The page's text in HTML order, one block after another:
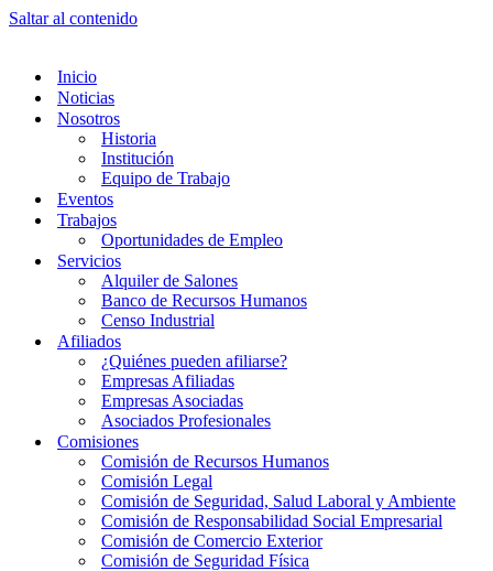
Saltar al contenido
Inicio
Noticias
Nosotros
Historia
Institución
Equipo de Trabajo
Eventos
Trabajos
Oportunidades de Empleo
Servicios
Alquiler de Salones
Banco de Recursos Humanos
Censo Industrial
Afiliados
¿Quiénes pueden afiliarse?
Empresas Afiliadas
Empresas Asociadas
Asociados Profesionales
Comisiones
Comisión de Recursos Humanos
Comisión Legal
Comisión de Seguridad, Salud Laboral y Ambiente
Comisión de Responsabilidad Social Empresarial
Comisión de Comercio Exterior
Comisión de Seguridad Física